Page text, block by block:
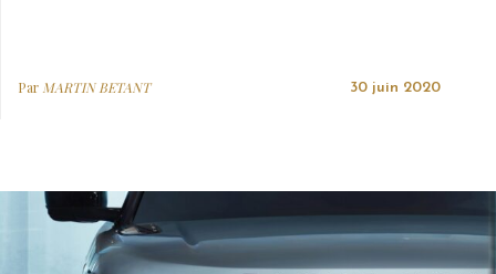
Par MARTIN BETANT 30 juin 2020